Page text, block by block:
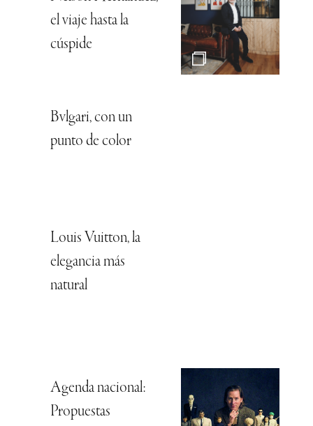
el viaje hasta la
cúspide
Bvlgari, con un
punto de color
Louis Vuitton, la
elegancia más
natural
Agenda nacional:
Propuestas